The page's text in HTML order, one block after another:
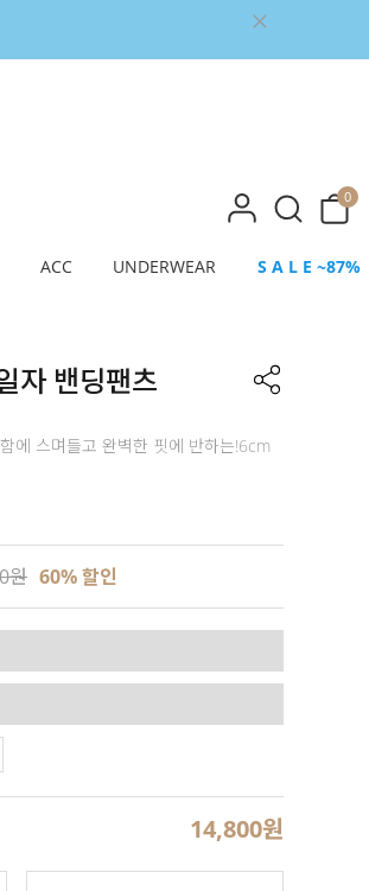
0
ACC UNDERWEAR S A L E ~87%
자 밴딩팬츠
에 스며들고 완벽한 핏에 반하는!6cm
원 60% 할인
14,800원